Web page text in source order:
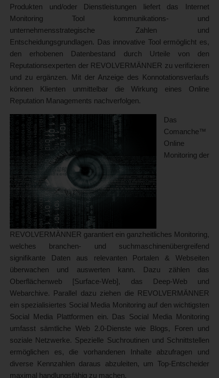
Produkten und/oder Dienstleistungen liefert das Internet
Monitoring Tool kommunikations- und
unternehmensstrategische Zahlen und
Entscheidungsgrundlagen. Das innovative Tool ermöglicht es,
den erhobenen Datenbestand durch Urteile von den
Reputationsexperten der REVOLVERMÄNNER zu verifizieren
und zu ergänzen. Mit der Anzeige des Konnotationsverlaufs
können Klienten unmittelbar die Wirkung eines Online
Reputation Managements nachverfolgen.
Das
Comanche™
Online
Monitoring der
REVOLVERMÄNNER garantiert ein ganzheitliches Monitoring,
welches branchen- und suchmaschinenübergreifend
signifikante Daten aus relevanten Portalen & Webseiten
überwachen und auswerten kann. Dazu zählen das
Oberflächenweb [Surface-Web], das Deep-Web und
Webarchive. Parallel dazu ziehen die REVOLVERMÄNNER
ein spezialisiertes Social Media Monitoring auf den wichtigsten
Social Media Plattformen ein. Das Social Media Monitoring
umfasst sämtliche Web 2.0-Dienste wie Blogs, Foren und
soziale Netzwerke. Spezielle Suchroutinen und Schnittstellen
ermöglichen es, die vorhandenen Inhalte abzufragen und
diverse Kennzahlen daraus abzuleiten, um Top-Entscheider
maximal handlungsfähig zu machen.